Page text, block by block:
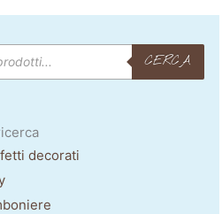
CERCA
decorati